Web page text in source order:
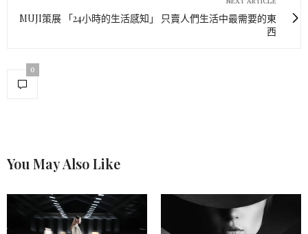
MUJI策展 「24小時的生活感知」 只賣人們生活中最需要的東
西
0
You May Also Like